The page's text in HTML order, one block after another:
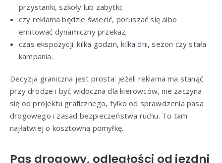
przystanki, szkoły lub zabytki;
czy reklama będzie świecić, poruszać się albo
emitować dynamiczny przekaz;
czas ekspozycji: kilka godzin, kilka dni, sezon czy stała
kampania.
Decyzja graniczna jest prosta: jeżeli reklama ma stanąć
przy drodze i być widoczna dla kierowców, nie zaczyna
się od projektu graficznego, tylko od sprawdzenia pasa
drogowego i zasad bezpieczeństwa ruchu. To tam
najłatwiej o kosztowną pomyłkę.
Pas drogowy, odległości od jezdni